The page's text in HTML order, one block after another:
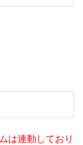
は連動しており